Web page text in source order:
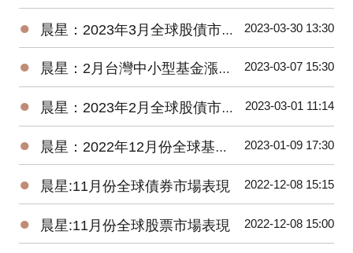
● 晨星：2023年3月全球股債市展望 2023-03-30 13:30
● 晨星：2月台灣中小型基金漲逾4%，債券基金全軍覆沒 2023-03-07 15:30
● 晨星：2023年2月全球股債市展望 2023-03-01 11:14
● 晨星：2022年12月份全球基金市場年報 2023-01-09 17:30
● 晨星:11月份全球債券市場表現 2022-12-08 15:15
● 晨星:11月份全球股票市場表現 2022-12-08 15:00